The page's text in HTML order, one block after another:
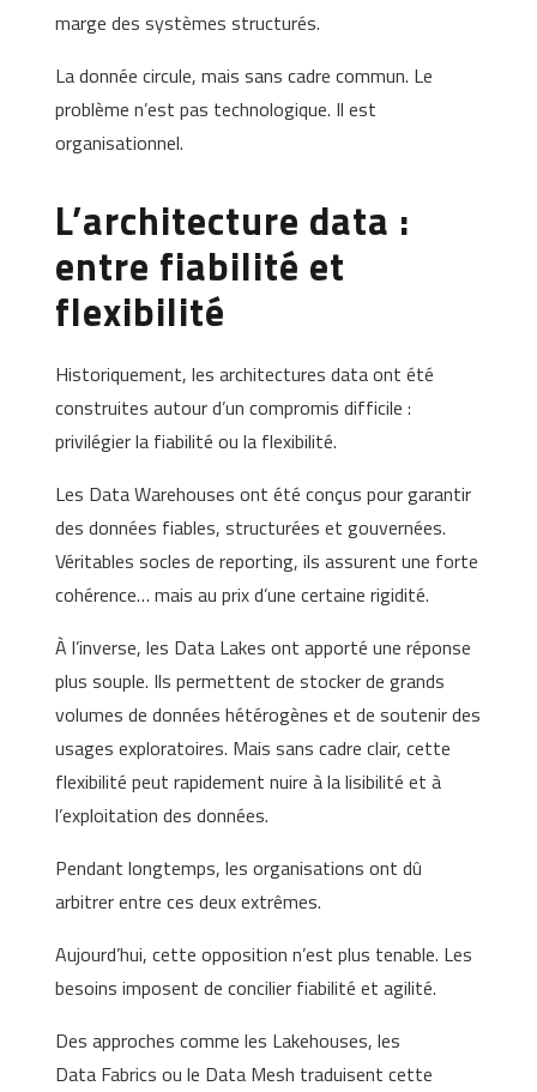
marge des systèmes structurés.
La donnée circule, mais sans cadre commun. Le
problème n’est pas technologique. Il est
organisationnel.
L’architecture data :
entre fiabilité et
flexibilité
Historiquement, les architectures data ont été
construites autour d’un compromis difficile :
privilégier la fiabilité ou la flexibilité.
Les Data Warehouses ont été conçus pour garantir
des données fiables, structurées et gouvernées.
Véritables socles de reporting, ils assurent une forte
cohérence… mais au prix d’une certaine rigidité.
À l’inverse, les Data Lakes ont apporté une réponse
plus souple. Ils permettent de stocker de grands
volumes de données hétérogènes et de soutenir des
usages exploratoires. Mais sans cadre clair, cette
flexibilité peut rapidement nuire à la lisibilité et à
l’exploitation des données.
Pendant longtemps, les organisations ont dû
arbitrer entre ces deux extrêmes.
Aujourd’hui, cette opposition n’est plus tenable. Les
besoins imposent de concilier fiabilité et agilité.
Des approches comme les Lakehouses, les
Data Fabrics ou le Data Mesh traduisent cette